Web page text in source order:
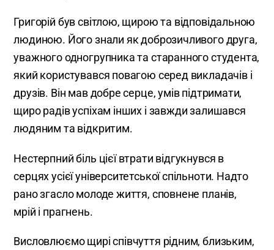
Григорій був світлою, щирою та відповідальною
людиною. Його знали як доброзичливого друга,
уважного одногрупника та старанного студента,
який користувався повагою серед викладачів і
друзів. Він мав добре серце, умів підтримати,
щиро радів успіхам інших і завжди залишався
людяним та відкритим.
Нестерпний біль цієї втрати відгукнувся в
серцях усієї університетської спільноти. Надто
рано згасло молоде життя, сповнене планів,
мрій і прагнень.
Висловлюємо щирі співчуття рідним, близьким,